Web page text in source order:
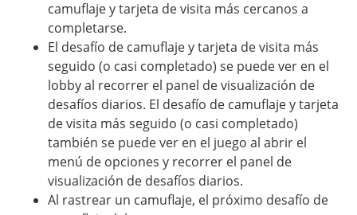
camuflaje y tarjeta de visita más cercanos a
completarse.
El desafío de camuflaje y tarjeta de visita más
seguido (o casi completado) se puede ver en el
lobby al recorrer el panel de visualización de
desafíos diarios. El desafío de camuflaje y tarjeta
de visita más seguido (o casi completado)
también se puede ver en el juego al abrir el
menú de opciones y recorrer el panel de
visualización de desafíos diarios.
Al rastrear un camuflaje, el próximo desafío de